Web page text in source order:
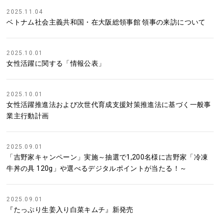
2025.11.04
ベトナム社会主義共和国・在大阪総領事館 領事の来訪について
2025.10.01
女性活躍に関する「情報公表」
2025.10.01
女性活躍推進法および次世代育成支援対策推進法に基づく一般事
業主行動計画
2025.09.01
「吉野家キャンペーン」実施～抽選で1,200名様に吉野家「冷凍
牛丼の具 120g」や選べるデジタルポイントが当たる！～
2025.09.01
『たっぷり生姜入り白菜キムチ』新発売